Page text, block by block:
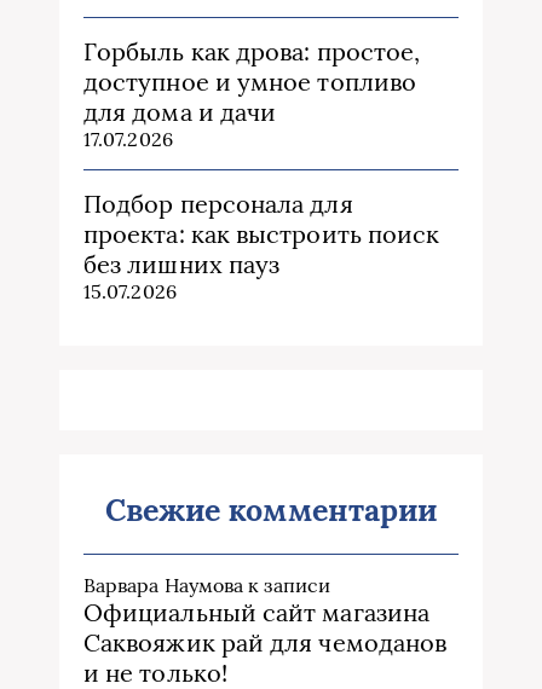
Горбыль как дрова: простое,
доступное и умное топливо
для дома и дачи
17.07.2026
Подбор персонала для
проекта: как выстроить поиск
без лишних пауз
15.07.2026
Свежие комментарии
Варвара Наумова к записи
Официальный сайт магазина
Саквояжик рай для чемоданов
и не только!